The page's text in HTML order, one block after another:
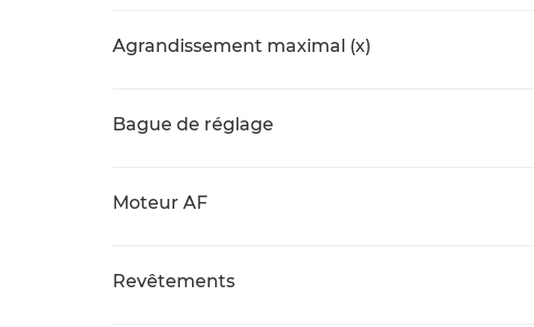
Agrandissement maximal (x)
Bague de réglage
Moteur AF
Revêtements